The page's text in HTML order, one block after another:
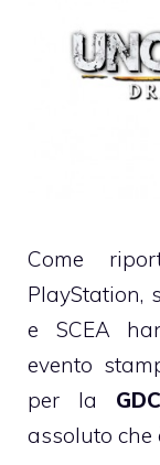
Come
PlayStation,
e SCEA
evento
per la
assoluto che